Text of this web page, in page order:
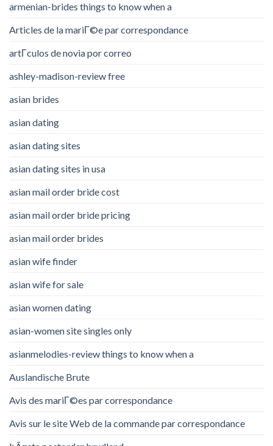
armenian-brides things to know when a
Articles de la mariГ©e par correspondance
artГ­culos de novia por correo
ashley-madison-review free
asian brides
asian dating
asian dating sites
asian dating sites in usa
asian mail order bride cost
asian mail order bride pricing
asian mail order brides
asian wife finder
asian wife for sale
asian women dating
asian-women site singles only
asianmelodies-review things to know when a
Auslandische Brute
Avis des mariГ©es par correspondance
Avis sur le site Web de la commande par correspondance